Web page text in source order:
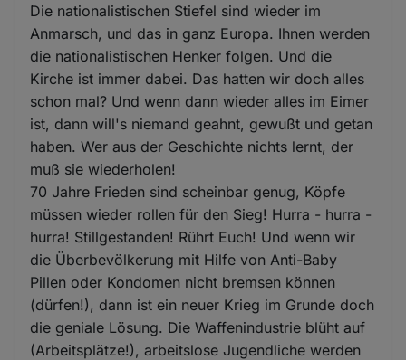
Die nationalistischen Stiefel sind wieder im
Anmarsch, und das in ganz Europa. Ihnen werden
die nationalistischen Henker folgen. Und die
Kirche ist immer dabei. Das hatten wir doch alles
schon mal? Und wenn dann wieder alles im Eimer
ist, dann will's niemand geahnt, gewußt und getan
haben. Wer aus der Geschichte nichts lernt, der
muß sie wiederholen!
70 Jahre Frieden sind scheinbar genug, Köpfe
müssen wieder rollen für den Sieg! Hurra - hurra -
hurra! Stillgestanden! Rührt Euch! Und wenn wir
die Überbevölkerung mit Hilfe von Anti-Baby
Pillen oder Kondomen nicht bremsen können
(dürfen!), dann ist ein neuer Krieg im Grunde doch
die geniale Lösung. Die Waffenindustrie blüht auf
(Arbeitsplätze!), arbeitslose Jugendliche werden
und
Cookies